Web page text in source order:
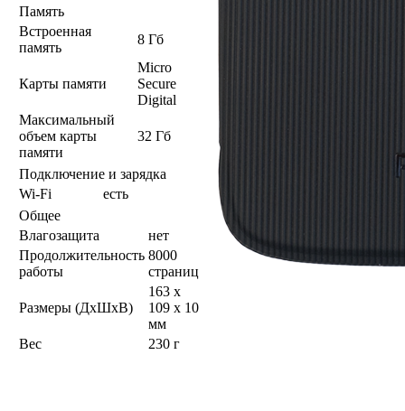
Память
Встроенная
память
8 Гб
Карты памяти
Micro
Secure
Digital
Максимальный
объем карты
памяти
32 Гб
Подключение и зарядка
Wi-Fi
есть
Общее
Влагозащита
нет
Продолжительность
работы
8000
страниц
Размеры (ДхШхВ)
163 x
109 x 10
мм
Вес
230 г